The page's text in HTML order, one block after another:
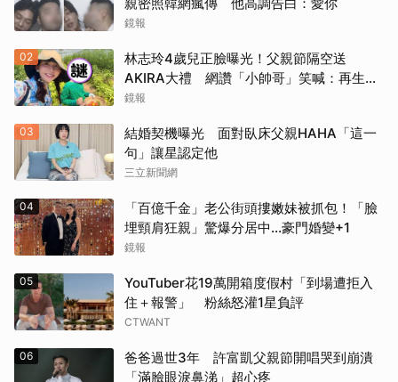
鏡報
02
林志玲4歲兒正臉曝光！父親節隔空送
AKIRA大禮 網讚「小帥哥」笑喊：再生一
個
鏡報
03
結婚契機曝光 面對臥床父親HAHA「這一
句」讓星認定他
三立新聞網
04
「百億千金」老公街頭摟嫩妹被抓包！「臉
埋頸肩狂親」驚爆分居中...豪門婚變+1
鏡報
05
YouTuber花19萬開箱度假村「到場遭拒入
住＋報警」 粉絲怒灌1星負評
CTWANT
06
爸爸過世3年 許富凱父親節開唱哭到崩潰
「滿臉眼淚鼻涕」超心疼